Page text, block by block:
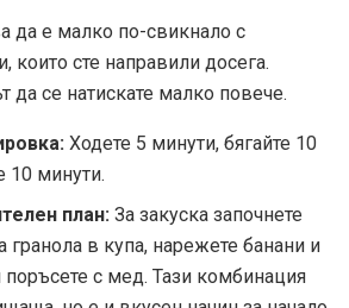
да е малко по-свикнало с
които сте направили досега.
да се натискате малко повече.
Ходете 5 минути, бягайте 10
10 минути.
план: За закуска започнете
гранола в купа, нарежете банани и
с мед. Тази комбинация